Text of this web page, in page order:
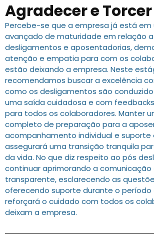
Agradecer e Torcer
Percebe-se que a empresa já está
avançado de maturidade em relação
desligamentos e aposentadorias,
atenção e empatia para com os
estão deixando a empresa. Neste
recomendamos buscar a excelência
como os desligamentos são
uma saída cuidadosa e com
para todos os colaboradores. Manter
completo de preparação para a
acompanhamento individual e suporte
assegurará uma transição tranquila
da vida. No que diz respeito ao pós
continuar aprimorando a comunicação
transparente, esclarecendo as
oferecendo suporte durante o período
reforçará o cuidado com todos os
deixam a empresa.